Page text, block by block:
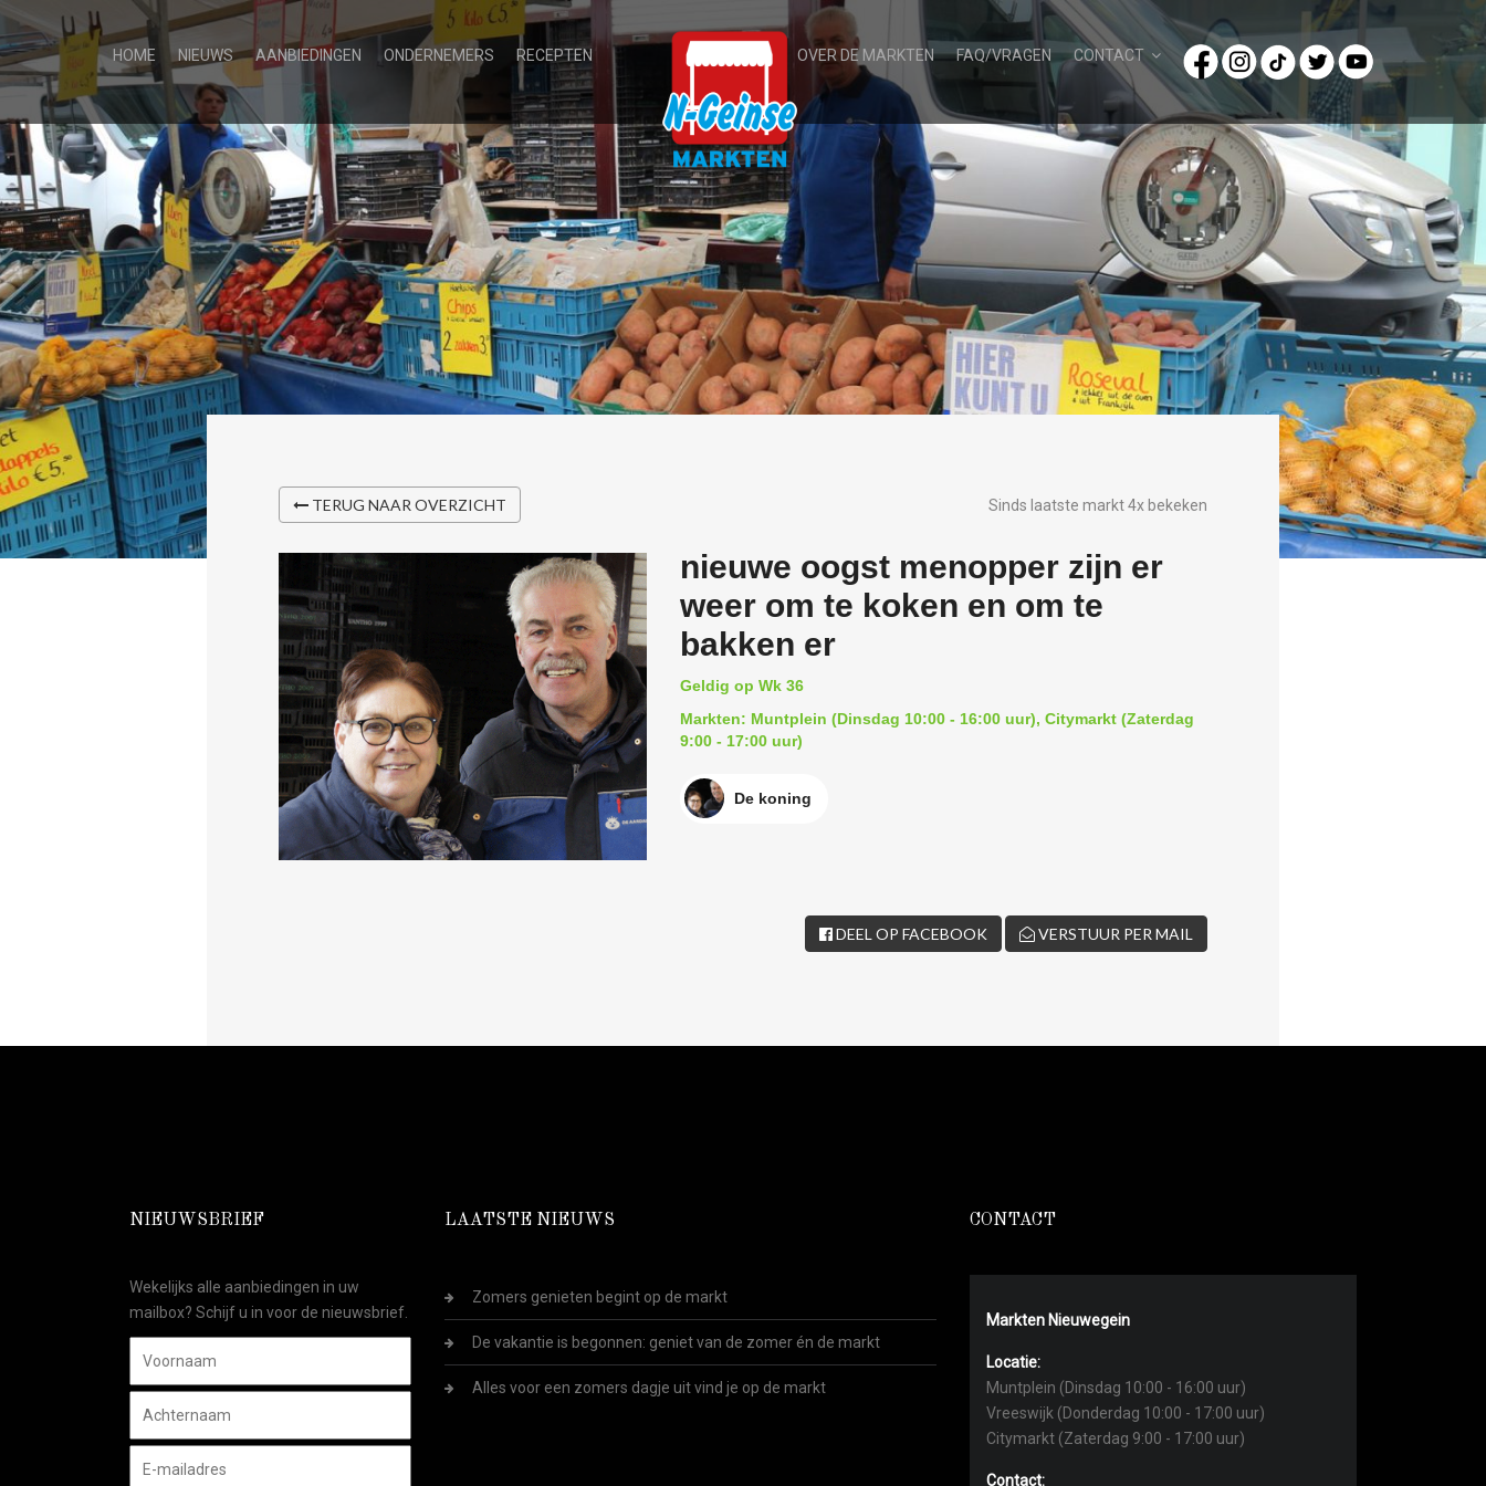
HOME NIEUWS AANBIEDINGEN ONDERNEMERS RECEPTEN OVER DE MARKTEN FAQ/VRAGEN CONTACT
TERUG NAAR OVERZICHT Sinds laatste markt 4x bekeken
nieuwe oogst menopper zijn er
weer om te koken en om te
bakken er
Geldig op Wk 36
Markten: Muntplein (Dinsdag 10:00 - 16:00 uur), Citymarkt (Zaterdag
9:00 - 17:00 uur)
De koning
DEEL OP FACEBOOK VERSTUUR PER MAIL
NIEUWSBRIEF
Wekelijks alle aanbiedingen in uw
mailbox? Schijf u in voor de nieuwsbrief.
LAATSTE NIEUWS
Zomers genieten begint op de markt
De vakantie is begonnen: geniet van de zomer én de markt
Alles voor een zomers dagje uit vind je op de markt
CONTACT
Markten Nieuwegein
Locatie:
Muntplein (Dinsdag 10:00 - 16:00 uur)
Vreeswijk (Donderdag 10:00 - 17:00 uur)
Citymarkt (Zaterdag 9:00 - 17:00 uur)
Contact: